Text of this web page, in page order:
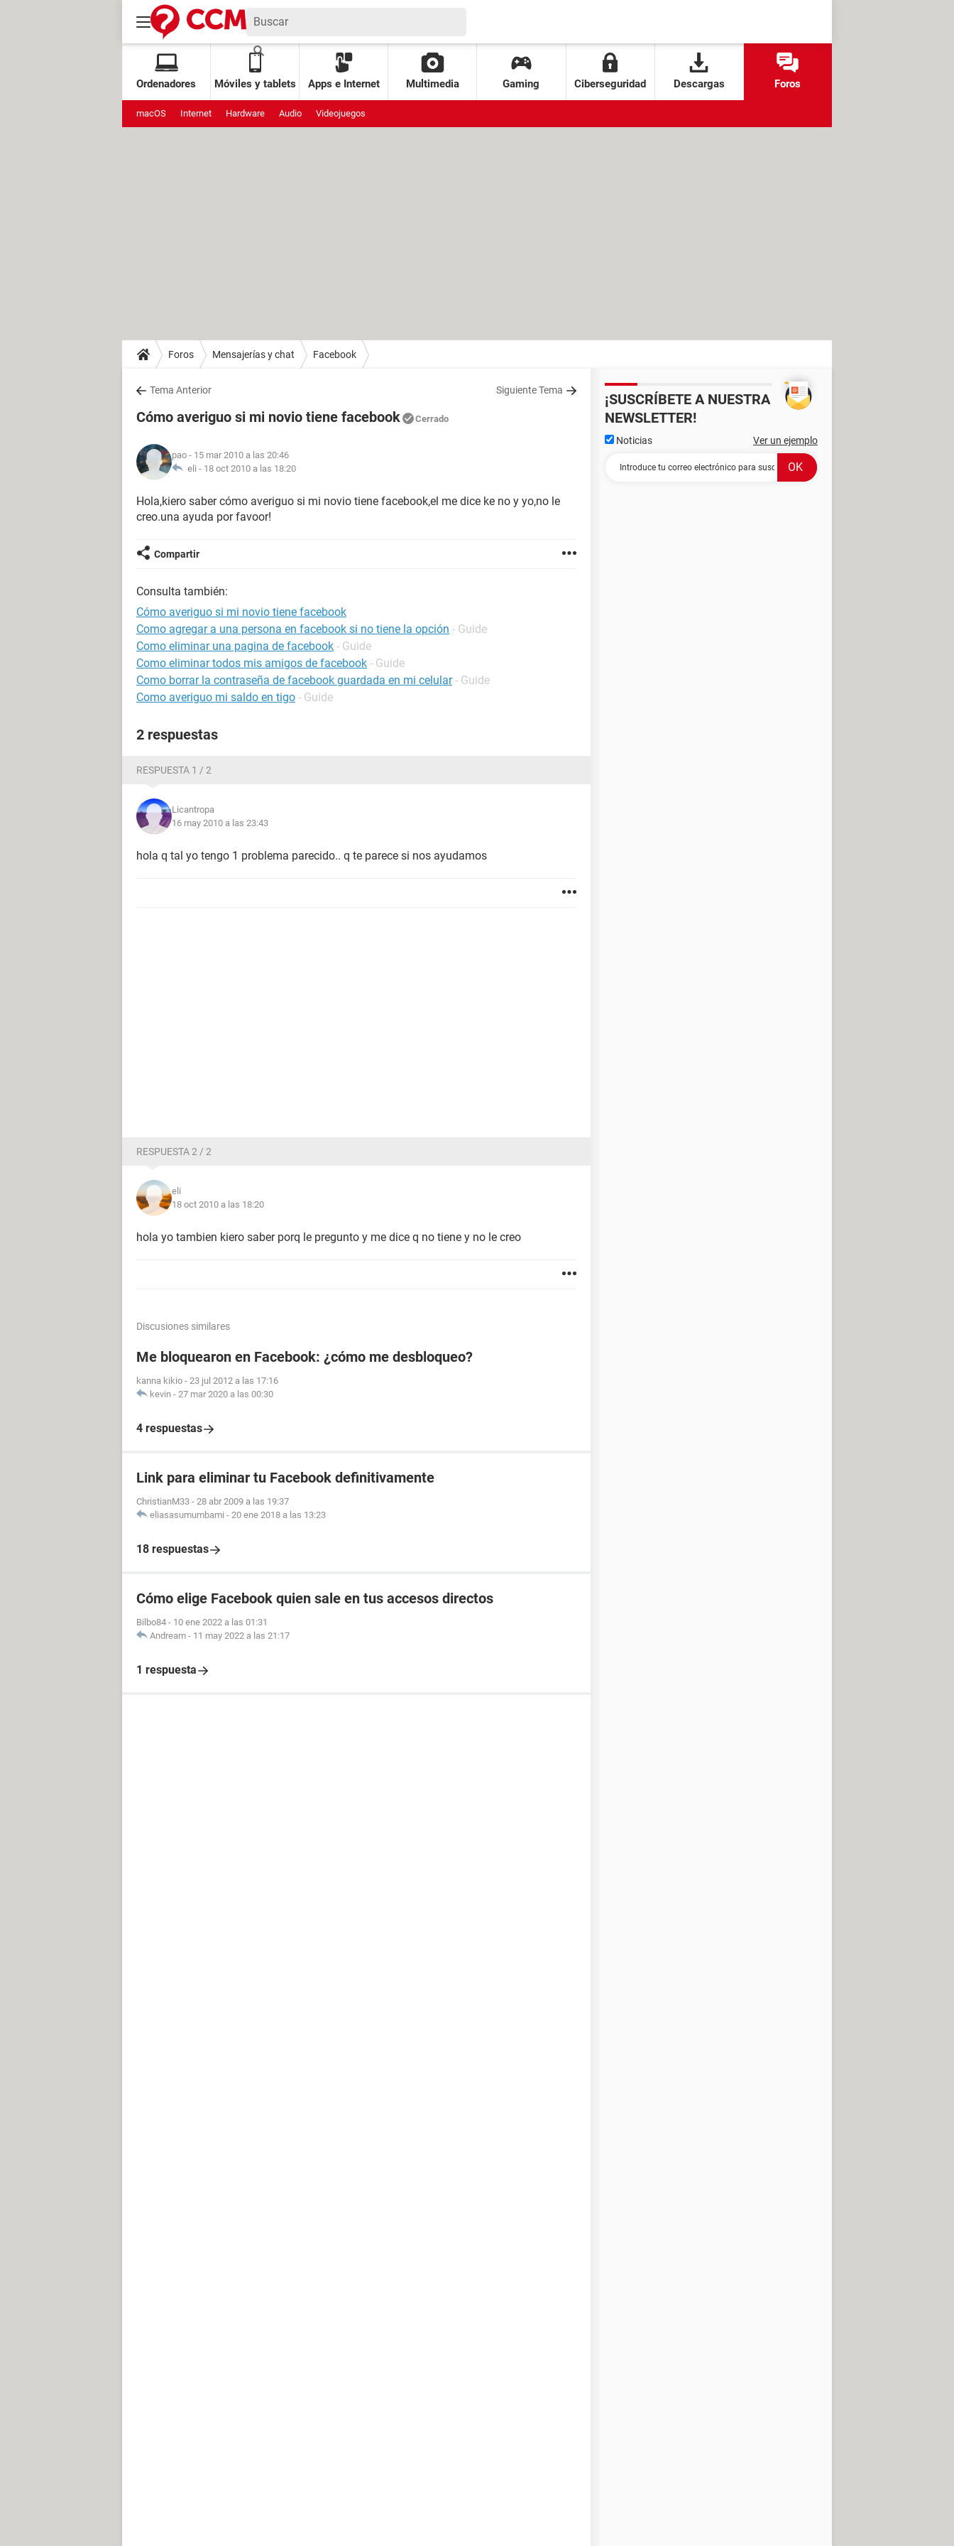
Ordenadores Móviles y tablets Apps e Internet Multimedia Gaming Ciberseguridad Descargas Foros
macOS Internet Hardware Audio Videojuegos
Foros Mensajerías y chat Facebook
Tema Anterior Siguiente Tema
Cómo averiguo si mi novio tiene facebook Cerrado
pao - 15 mar 2010 a las 20:46
eli - 18 oct 2010 a las 18:20
Hola,kiero saber cómo averiguo si mi novio tiene facebook,el me dice ke no y yo,no le
creo.una ayuda por favoor!
Compartir
Consulta también:
Cómo averiguo si mi novio tiene facebook
Como agregar a una persona en facebook si no tiene la opción - Guide
Como eliminar una pagina de facebook - Guide
Como eliminar todos mis amigos de facebook - Guide
Como borrar la contraseña de facebook guardada en mi celular - Guide
Como averiguo mi saldo en tigo - Guide
2 respuestas
RESPUESTA 1 / 2
Licantropa
16 may 2010 a las 23:43
hola q tal yo tengo 1 problema parecido.. q te parece si nos ayudamos
RESPUESTA 2 / 2
eli
18 oct 2010 a las 18:20
hola yo tambien kiero saber porq le pregunto y me dice q no tiene y no le creo
Discusiones similares
Me bloquearon en Facebook: ¿cómo me desbloqueo?
kanna kikio - 23 jul 2012 a las 17:16
kevin - 27 mar 2020 a las 00:30
4 respuestas
Link para eliminar tu Facebook definitivamente
ChristianM33 - 28 abr 2009 a las 19:37
eliasasumumbami - 20 ene 2018 a las 13:23
18 respuestas
Cómo elige Facebook quien sale en tus accesos directos
Bilbo84 - 10 ene 2022 a las 01:31
Andream - 11 may 2022 a las 21:17
1 respuesta
¡SUSCRÍBETE A NUESTRA
NEWSLETTER!
Noticias Ver un ejemplo